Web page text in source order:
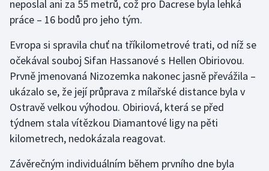
neposlal ani za 55 metrů, což pro Dacrese byla lehká
práce – 16 bodů pro jeho tým.
Evropa si spravila chuť na tříkilometrové trati, od níž se
očekával souboj Sifan Hassanové s Hellen Obiriovou.
Prvně jmenovaná Nizozemka nakonec jasně převážila –
ukázalo se, že její průprava z mílařské distance byla v
Ostravě velkou výhodou. Obiriová, která se před
týdnem stala vítězkou Diamantové ligy na pěti
kilometrech, nedokázala reagovat.
Závěrečným individuálním během prvního dne byla